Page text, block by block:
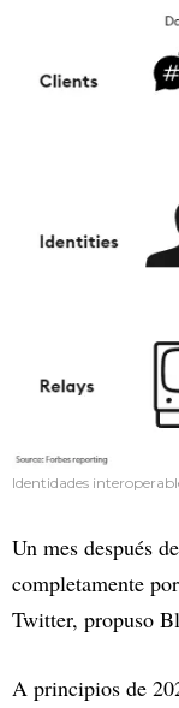
Identidades
Un mes después
completamente
Twitter, propuso
A principios de